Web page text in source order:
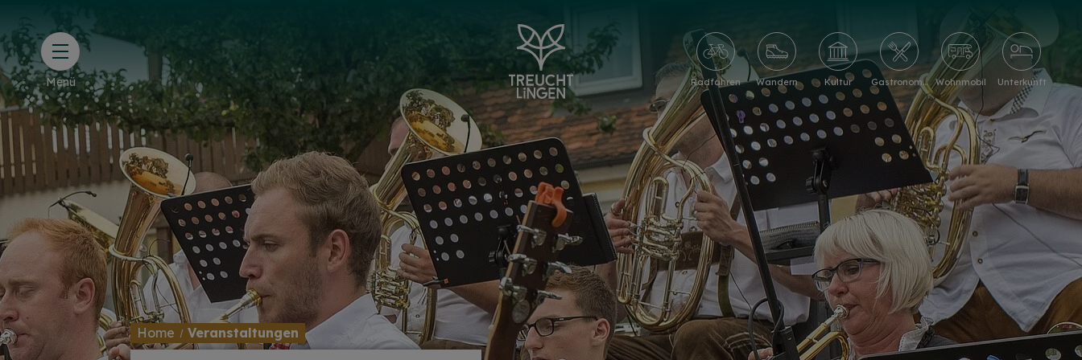
Menü Radfahren Wandern Kultur Gastronomie Wohnmobil Unterkunft
Home Veranstaltungen